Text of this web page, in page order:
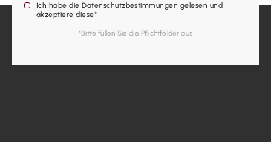
Ich habe die Datenschutzbestimmungen gelesen und
akzeptiere diese*
*Bitte füllen Sie die Pflichtfelder aus